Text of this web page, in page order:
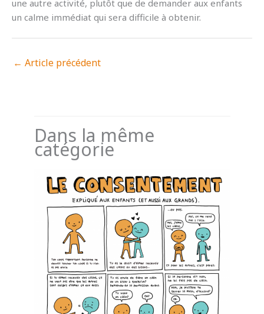
une autre activité, plutôt que de demander aux enfants
un calme immédiat qui sera difficile à obtenir.
← Article précédent
Dans la même
catégorie